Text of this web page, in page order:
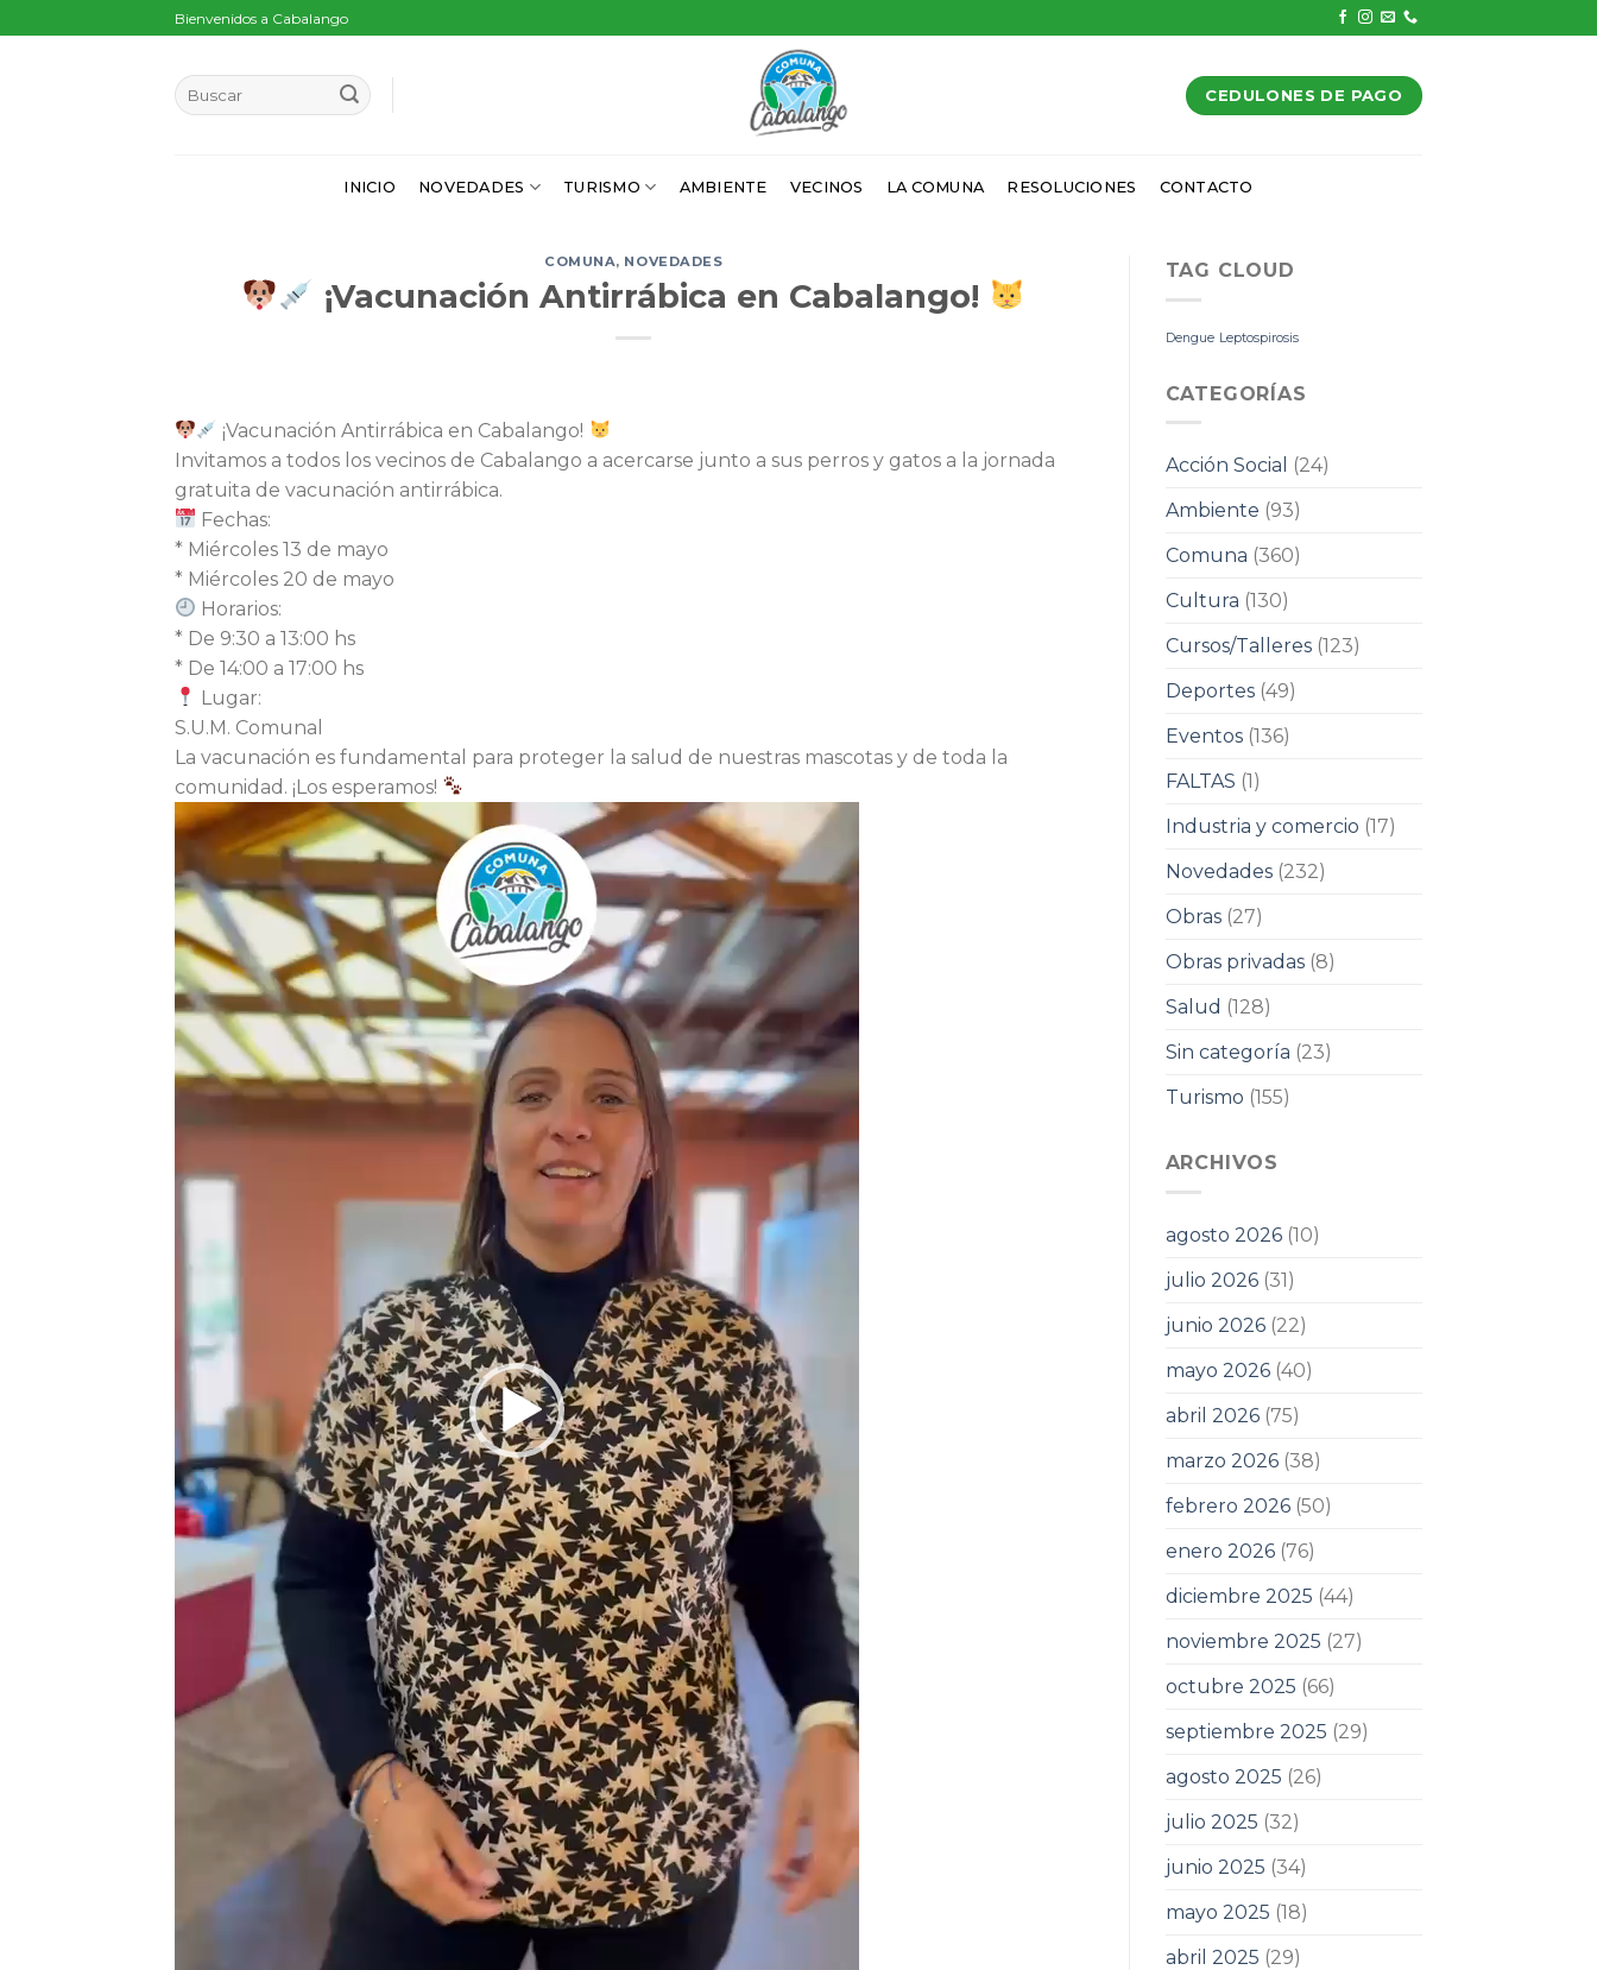
to
Bienvenidos a Cabalango
CEDULONES DE PAGO
INICIO NOVEDADES TURISMO AMBIENTE VECINOS LA COMUNA RESOLUCIONES CONTACTO
COMUNA, NOVEDADES
¡Vacunación Antirrábica en Cabalango!
¡Vacunación Antirrábica en Cabalango!
Invitamos a todos los vecinos de Cabalango a acercarse junto a sus perros y gatos a la jornada
gratuita de vacunación antirrábica.
Fechas:
* Miércoles 13 de mayo
* Miércoles 20 de mayo
Horarios:
* De 9:30 a 13:00 hs
* De 14:00 a 17:00 hs
Lugar:
S.U.M. Comunal
La vacunación es fundamental para proteger la salud de nuestras mascotas y de toda la
comunidad. ¡Los esperamos!
Reproductor
de
vídeo
TAG CLOUD
Dengue Leptospirosis
CATEGORÍAS
Acción Social
(24)
Ambiente (93)
Comuna (360)
Cultura (130)
Cursos/Talleres(123)
Deportes(49)
Eventos(136)
FALTAS (1)
Industria y comercio (17)
Novedades(232)
Obras(27)
Obras privadas(8)
Salud (128)
Sin categoría (23)
Turismo (155)
ARCHIVOS
agosto 2026(10)
julio 2026(31)
junio 2026(22)
mayo 2026(40)
abril 2026(75)
marzo 2026(38)
febrero 2026(50)
enero 2026(76)
diciembre 2025 (44)
noviembre 2025 (27)
octubre 2025 (66)
septiembre 2025 (29)
agosto 2025 (26)
julio 2025 (32)
junio 2025 (34)
mayo 2025 (18)
abril 2025 (29)